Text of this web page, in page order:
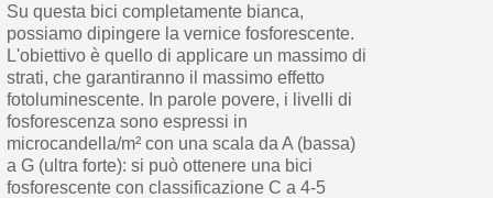
Su questa bici completamente bianca,
possiamo dipingere la vernice fosforescente.
L'obiettivo è quello di applicare un massimo di
strati, che garantiranno il massimo effetto
fotoluminescente. In parole povere, i livelli di
fosforescenza sono espressi in
microcandella/m² con una scala da A (bassa)
a G (ultra forte): si può ottenere una bici
fosforescente con classificazione C a 4-5